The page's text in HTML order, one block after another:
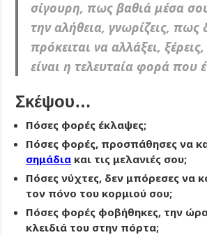
σίγουρη, πως βαθιά μέσα
την αλήθεια, γνωρίζεις, πως
πρόκειται να αλλάξει,
είναι η τελευταία φορά που
Σκέψου…
Πόσες φορές έκλαψες;
Πόσες φορές, προσπάθησες να
σημάδια και τις μελανιές σου;
Πόσες νύχτες, δεν μπόρεσες να
τον πόνο του κορμιού σου;
Πόσες φορές φοβήθηκες, την
κλειδιά του στην πόρτα;